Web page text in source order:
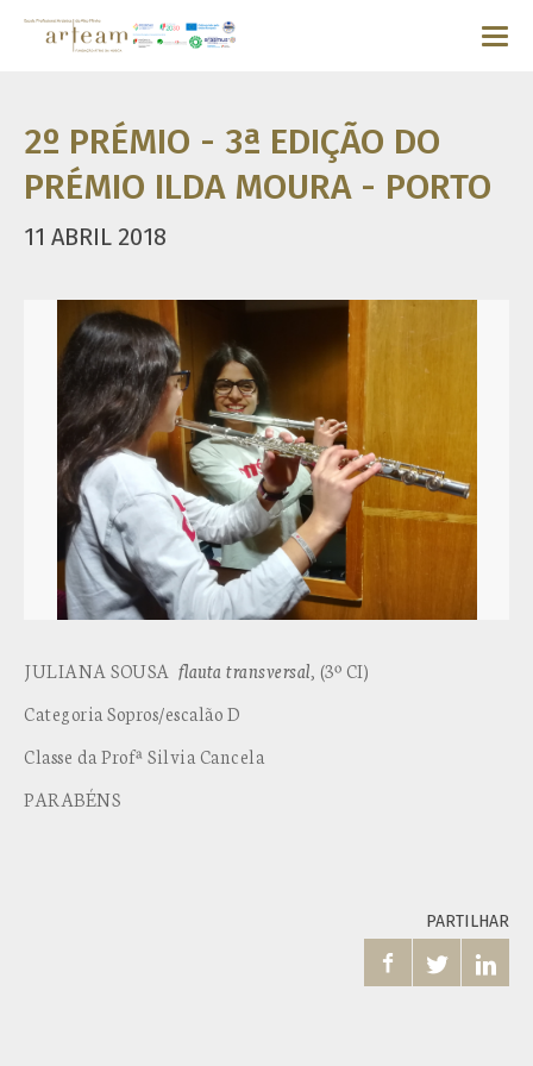
2º PRÉMIO - 3ª EDIÇÃO DO
PRÉMIO ILDA MOURA - PORTO
11 ABRIL 2018
JULIANA SOUSA flauta transversal, (3º CI)
Categoria Sopros/escalão D
Classe da Profª Silvia Cancela
PARABÉNS
PARTILHAR
  